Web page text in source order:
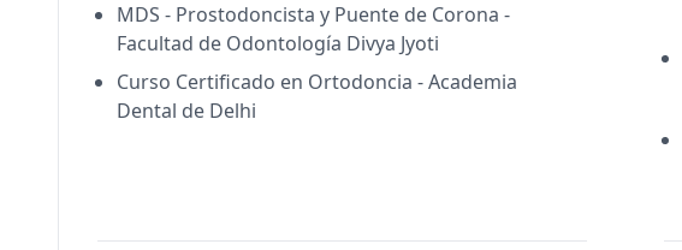
MDS - Prostodoncista y Puente de Corona -
Facultad de Odontología Divya Jyoti
Curso Certificado en Ortodoncia - Academia
Dental de Delhi